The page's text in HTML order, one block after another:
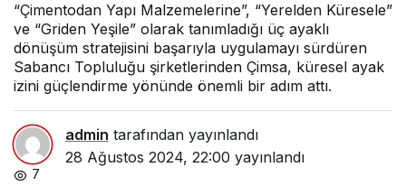
“Çimentodan Yapı Malzemelerine”, “Yerelden Küresele”
ve “Griden Yeşile” olarak tanımladığı üç ayaklı
dönüşüm stratejisini başarıyla uygulamayı sürdüren
Sabancı Topluluğu şirketlerinden Çimsa, küresel ayak
izini güçlendirme yönünde önemli bir adım attı.
admin tarafından yayınlandı
28 Ağustos 2024, 22:00 yayınlandı
7